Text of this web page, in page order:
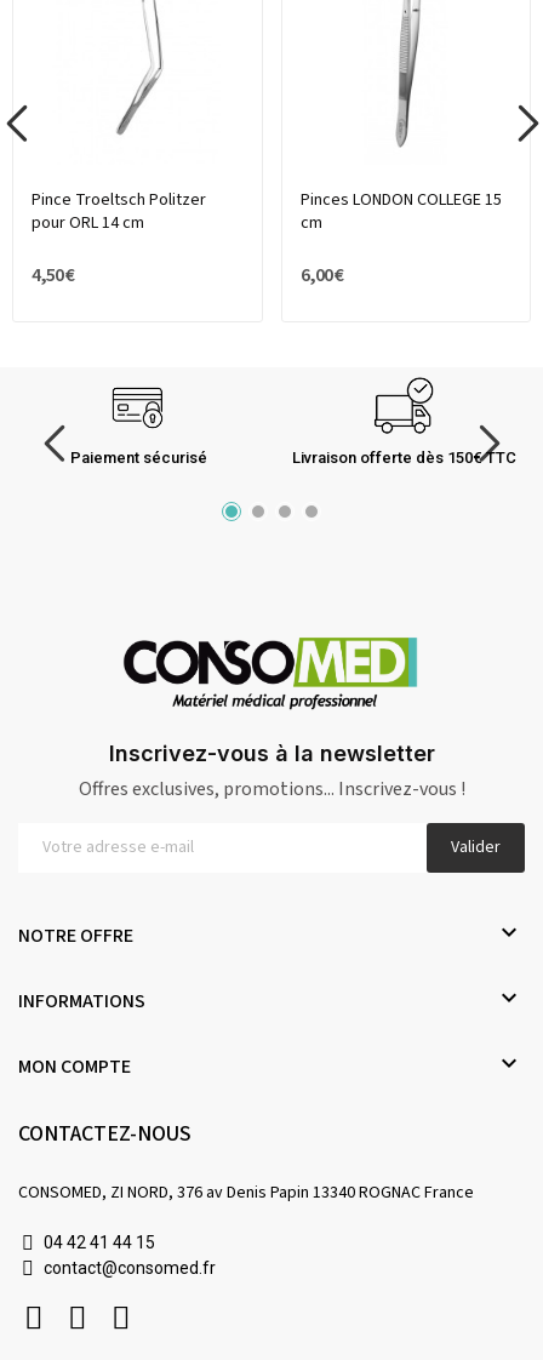
Pince Troeltsch Politzer
pour ORL 14 cm
4,50 €
Pinces LONDON COLLEGE 15
cm
6,00 €
Paiement sécurisé Livraison offerte dès 150€ TTC
Inscrivez-vous à la newsletter
Offres exclusives, promotions... Inscrivez-vous !
Valider
NOTRE OFFRE 
INFORMATIONS 
MON COMPTE 
CONTACTEZ-NOUS
CONSOMED, ZI NORD, 376 av Denis Papin 13340 ROGNAC France
04 42 41 44 15
contact@consomed.fr